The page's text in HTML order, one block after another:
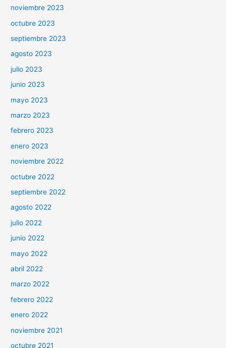
noviembre 2023
octubre 2023
septiembre 2023
agosto 2023
julio 2023
junio 2023
mayo 2023
marzo 2023
febrero 2023
enero 2023
noviembre 2022
octubre 2022
septiembre 2022
agosto 2022
julio 2022
junio 2022
mayo 2022
abril 2022
marzo 2022
febrero 2022
enero 2022
noviembre 2021
octubre 2021